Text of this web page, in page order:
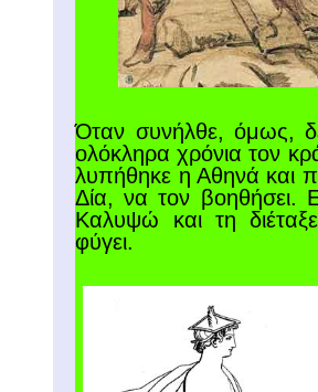
Όταν συνήλθε, όμως,
ολόκληρα χρόνια τον
λυπήθηκε η Αθηνά και
Δία, να τον βοηθήσει.
Καλυψώ και τη
φύγει.